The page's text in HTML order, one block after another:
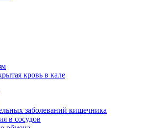
кровь в кале
заболеваний кишечника
в сосудов